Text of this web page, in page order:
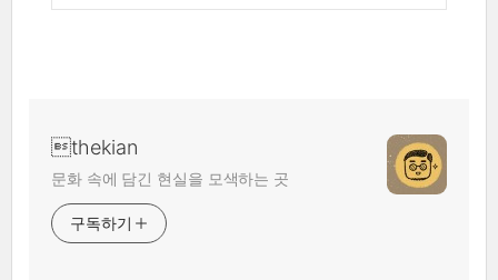
thekian
문화 속에 담긴 현실을 모색하는 곳
구독하기